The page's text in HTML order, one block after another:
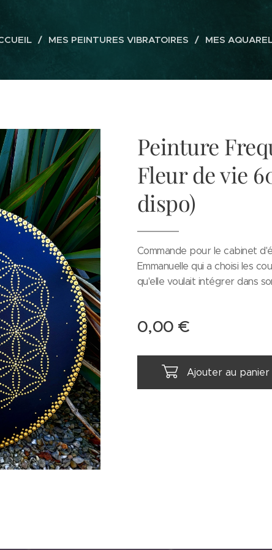
MES PEINTURES VIBRATOIRES MES
Peinture
Fleur de vie
dispo)
Commande pour le cabinet
Emmanuelle qui a choisi les
qu'elle voulait intégrer dans
0,00 €
Ajouter au panier